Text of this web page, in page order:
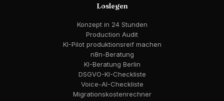
Loslegen
Konzept in 24 Stunden
Production Audit
KI-Pilot produktionsreif machen
n8n-Beratung
KI-Beratung Berlin
DSGVO-KI-Checkliste
Voice-AI-Checkliste
Migrationskostenrechner